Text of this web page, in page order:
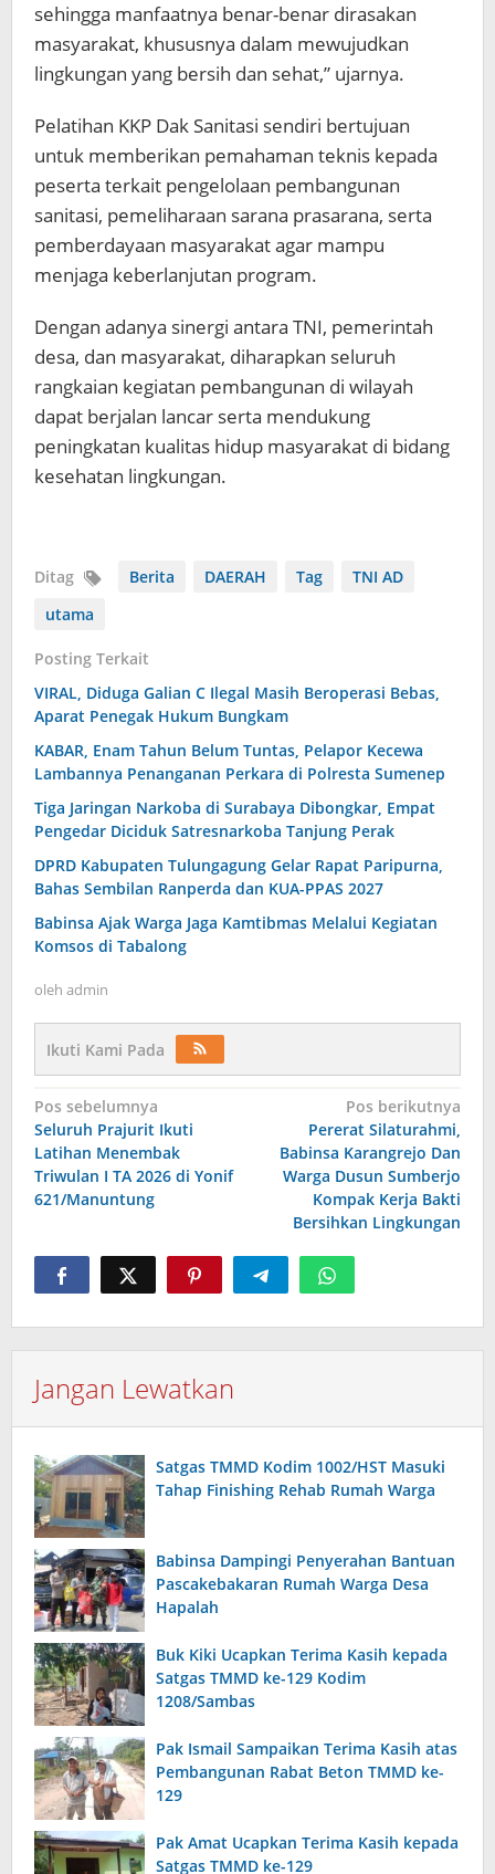
sehingga manfaatnya benar-benar dirasakan
masyarakat, khususnya dalam mewujudkan
lingkungan yang bersih dan sehat,” ujarnya.
Pelatihan KKP Dak Sanitasi sendiri bertujuan
untuk memberikan pemahaman teknis kepada
peserta terkait pengelolaan pembangunan
sanitasi, pemeliharaan sarana prasarana, serta
pemberdayaan masyarakat agar mampu
menjaga keberlanjutan program.
Dengan adanya sinergi antara TNI, pemerintah
desa, dan masyarakat, diharapkan seluruh
rangkaian kegiatan pembangunan di wilayah
dapat berjalan lancar serta mendukung
peningkatan kualitas hidup masyarakat di bidang
kesehatan lingkungan.
Ditag Berita DAERAH Tag
TNI AD
utama
Posting Terkait
VIRAL, Diduga Galian C Ilegal Masih Beroperasi Bebas,
Aparat Penegak Hukum Bungkam
KABAR, Enam Tahun Belum Tuntas, Pelapor Kecewa
Lambannya Penanganan Perkara di Polresta Sumenep
Tiga Jaringan Narkoba di Surabaya Dibongkar, Empat
Pengedar Diciduk Satresnarkoba Tanjung Perak
DPRD Kabupaten Tulungagung Gelar Rapat Paripurna,
Bahas Sembilan Ranperda dan KUA-PPAS 2027
Babinsa Ajak Warga Jaga Kamtibmas Melalui Kegiatan
Komsos di Tabalong
oleh admin
Ikuti Kami Pada
Navigasi
pos
Pos sebelumnya
Seluruh Prajurit Ikuti
Latihan Menembak
Triwulan I TA 2026 di Yonif
621/Manuntung
Pos berikutnya
Pererat Silaturahmi,
Babinsa Karangrejo Dan
Warga Dusun Sumberjo
Kompak Kerja Bakti
Bersihkan Lingkungan
Jangan Lewatkan
Satgas TMMD Kodim 1002/HST Masuki
Tahap Finishing Rehab Rumah Warga
Babinsa Dampingi Penyerahan Bantuan
Pascakebakaran Rumah Warga Desa
Hapalah
Buk Kiki Ucapkan Terima Kasih kepada
Satgas TMMD ke-129 Kodim
1208/Sambas
Pak Ismail Sampaikan Terima Kasih atas
Pembangunan Rabat Beton TMMD ke-
129
Pak Amat Ucapkan Terima Kasih kepada
Satgas TMMD ke-129